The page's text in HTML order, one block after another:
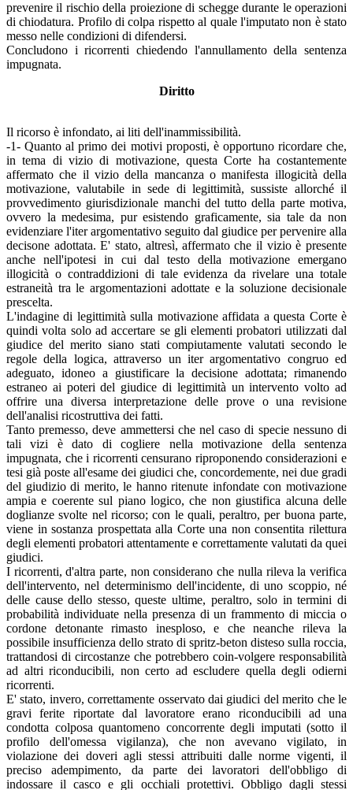
prevenire il rischio della proiezione di schegge durante le operazioni
di chiodatura. Profilo di colpa rispetto al quale l'imputato non è stato
messo nelle condizioni di difendersi.
Concludono i ricorrenti chiedendo l'annullamento della sentenza
impugnata.
Diritto
Il ricorso è infondato, ai liti dell'inammissibilità.
-1- Quanto al primo dei motivi proposti, è opportuno ricordare che,
in tema di vizio di motivazione, questa Corte ha costantemente
affermato che il vizio della mancanza o manifesta illogicità della
motivazione, valutabile in sede di legittimità, sussiste allorché il
provvedimento giurisdizionale manchi del tutto della parte motiva,
ovvero la medesima, pur esistendo graficamente, sia tale da non
evidenziare l'iter argomentativo seguito dal giudice per pervenire alla
decisone adottata. E' stato, altresì, affermato che il vizio è presente
anche nell'ipotesi in cui dal testo della motivazione emergano
illogicità o contraddizioni di tale evidenza da rivelare una totale
estraneità tra le argomentazioni adottate e la soluzione decisionale
prescelta.
L'indagine di legittimità sulla motivazione affidata a questa Corte è
quindi volta solo ad accertare se gli elementi probatori utilizzati dal
giudice del merito siano stati compiutamente valutati secondo le
regole della logica, attraverso un iter argomentativo congruo ed
adeguato, idoneo a giustificare la decisione adottata; rimanendo
estraneo ai poteri del giudice di legittimità un intervento volto ad
offrire una diversa interpretazione delle prove o una revisione
dell'analisi ricostruttiva dei fatti.
Tanto premesso, deve ammettersi che nel caso di specie nessuno di
tali vizi è dato di cogliere nella motivazione della sentenza
impugnata, che i ricorrenti censurano riproponendo considerazioni e
tesi già poste all'esame dei giudici che, concordemente, nei due gradi
del giudizio di merito, le hanno ritenute infondate con motivazione
ampia e coerente sul piano logico, che non giustifica alcuna delle
doglianze svolte nel ricorso; con le quali, peraltro, per buona parte,
viene in sostanza prospettata alla Corte una non consentita rilettura
degli elementi probatori attentamente e correttamente valutati da quei
giudici.
I ricorrenti, d'altra parte, non considerano che nulla rileva la verifica
dell'intervento, nel determinismo dell'incidente, di uno scoppio, né
delle cause dello stesso, queste ultime, peraltro, solo in termini di
probabilità individuate nella presenza di un frammento di miccia o
cordone detonante rimasto inesploso, e che neanche rileva la
possibile insufficienza dello strato di spritz-beton disteso sulla roccia,
trattandosi di circostanze che potrebbero coin-volgere responsabilità
ad altri riconducibili, non certo ad escludere quella degli odierni
ricorrenti.
E' stato, invero, correttamente osservato dai giudici del merito che le
gravi ferite riportate dal lavoratore erano riconducibili ad una
condotta colposa quantomeno concorrente degli imputati (sotto il
profilo dell'omessa vigilanza), che non avevano vigilato, in
violazione dei doveri agli stessi attribuiti dalle norme vigenti, il
preciso adempimento, da parte dei lavoratori dell'obbligo di
indossare il casco e gli occhiali protettivi. Obbligo dagli stessi